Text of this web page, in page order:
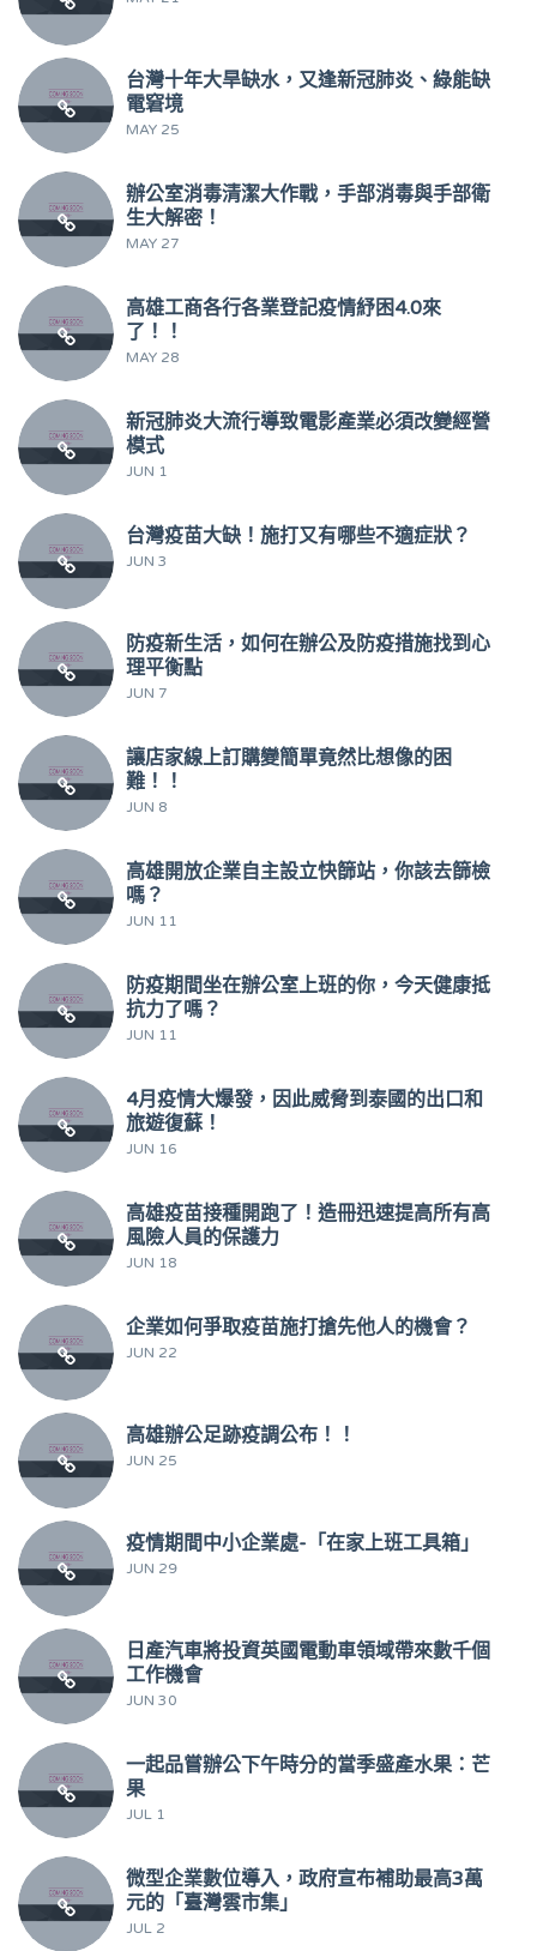
台灣十年大旱缺水，又逢新冠肺炎、綠能缺
電窘境
MAY 25
辦公室消毒清潔大作戰，手部消毒與手部衛
生大解密！
MAY 27
高雄工商各行各業登記疫情紓困4.0來
了！！
MAY 28
新冠肺炎大流行導致電影產業必須改變經營
模式
JUN 1
台灣疫苗大缺！施打又有哪些不適症狀？
JUN 3
防疫新生活，如何在辦公及防疫措施找到心
理平衡點
JUN 7
讓店家線上訂購變簡單竟然比想像的困
難！！
JUN 8
高雄開放企業自主設立快篩站，你該去篩檢
嗎？
JUN 11
防疫期間坐在辦公室上班的你，今天健康抵
抗力了嗎？
JUN 11
4月疫情大爆發，因此威脅到泰國的出口和
旅遊復蘇！
JUN 16
高雄疫苗接種開跑了！造冊迅速提高所有高
風險人員的保護力
JUN 18
企業如何爭取疫苗施打搶先他人的機會？
JUN 22
高雄辦公足跡疫調公布！！
JUN 25
疫情期間中小企業處-「在家上班工具箱」
JUN 29
日產汽車將投資英國電動車領域帶來數千個
工作機會
JUN 30
一起品嘗辦公下午時分的當季盛產水果：芒
果
JUL 1
微型企業數位導入，政府宣布補助最高3萬
元的「臺灣雲市集」
JUL 2